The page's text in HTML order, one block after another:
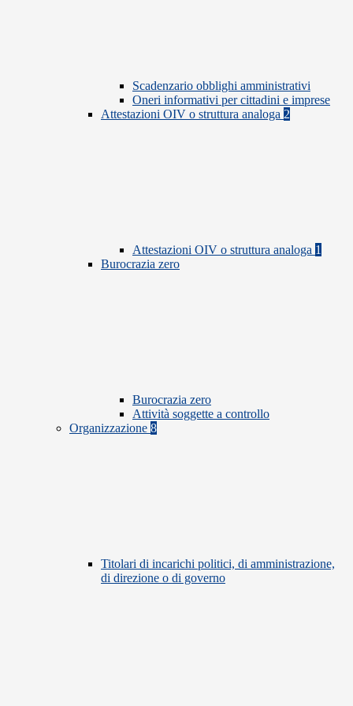
Scadenzario obblighi amministrativi
Oneri informativi per cittadini e imprese
Attestazioni OIV o struttura analoga 2
Attestazioni OIV o struttura analoga 1
Burocrazia zero
Burocrazia zero
Attività soggette a controllo
Organizzazione 8
Titolari di incarichi politici, di amministrazione,
di direzione o di governo